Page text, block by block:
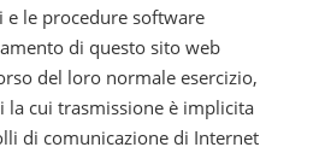
le procedure software
di questo sito web
del loro normale esercizio,
la cui trasmissione è implicita
di comunicazione di Internet